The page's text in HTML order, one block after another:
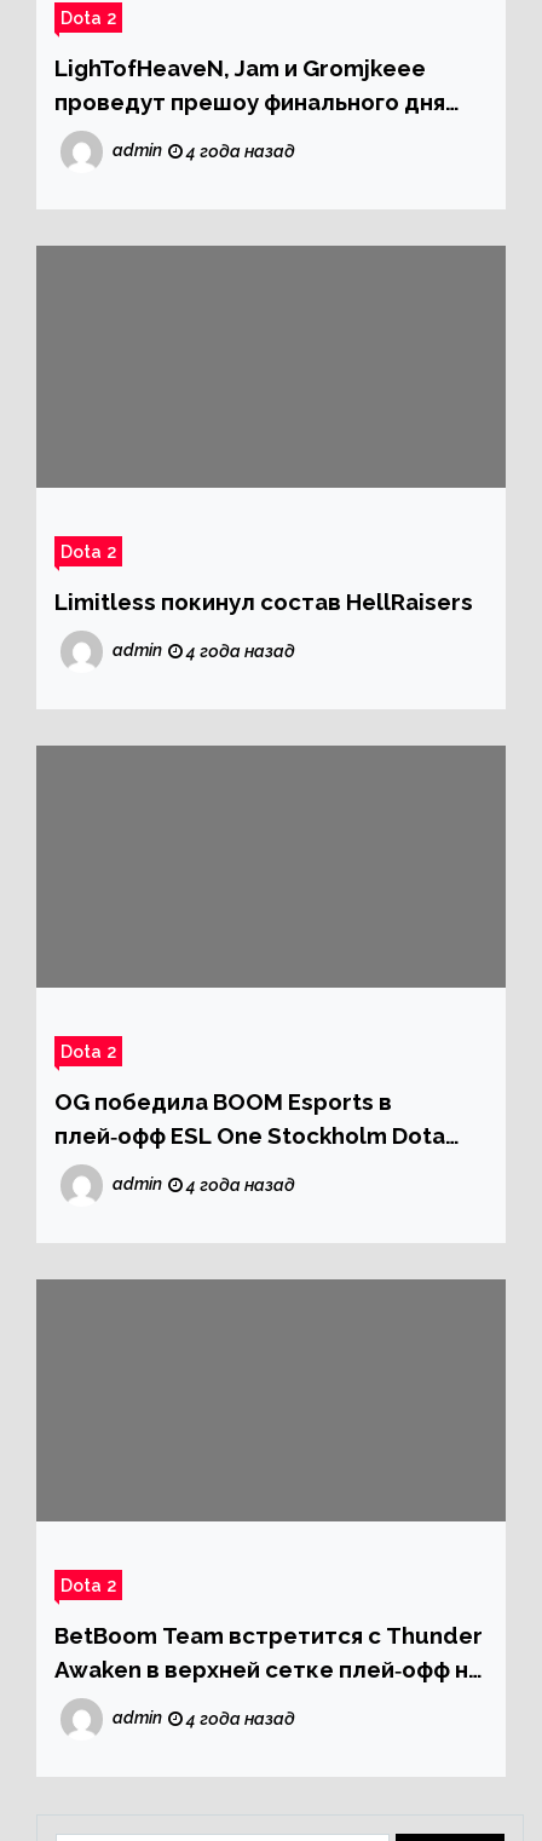
Dota 2
LighTofHeaveN, Jam и Gromjkeee
проведут прешоу финального дня
плей‑офф ESL One Stockholm Dota
Major 2022
admin 4 года назад
Dota 2
Limitless покинул состав HellRaisers
admin 4 года назад
Dota 2
OG победила BOOM Esports в
плей‑офф ESL One Stockholm Dota
Major 2022
admin 4 года назад
Dota 2
BetBoom Team встретится с Thunder
Awaken в верхней сетке плей‑офф на
ESL One Stockholm Dota Major 2022
admin 4 года назад